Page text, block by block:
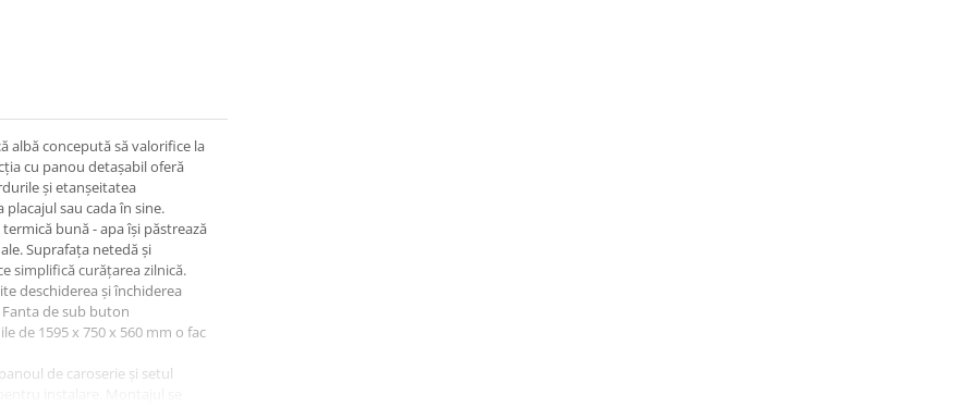
albă concepută să valorifice la
cu panou detașabil oferă
și etanșeitatea
sau cada în sine.
bună - apa își păstrează
Suprafața netedă și
simplifică curățarea zilnică.
deschiderea și închiderea
de sub buton
de 1595 x 750 x 560 mm o fac
de caroserie și setul